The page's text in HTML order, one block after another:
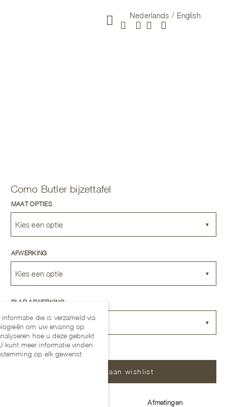
Nederlands English
Como Butler bijzettafel
MAAT OPTIES
Kies een optie
AFWERKING
Kies een optie
BLAD AFWERKING
Kies een optie
Voeg toe aan wishlist
Afmetingen
die is verzameld via
om uw ervaring op
hoe u deze gebruikt
kunt meer informatie vinden
op elk gewenst